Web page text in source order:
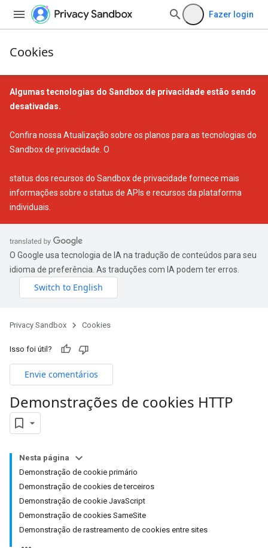
Fazer login
Cookies
Algumas tecnologias do Sandbox de privacidade estão sendo
desativadas.
Confira nossa Atualização sobre os planos para as tecnologias do
Sandbox de privacidade . O
status dos recursos do Sandbox de privacidade fornece mais
informações sobre o status de APIs e recursos da plataforma
individuais.
O Google usa tecnologia de IA na tradução de conteúdos para seu
idioma de preferência. As traduções com IA podem ter erros.
Privacy Sandbox Cookies
Isso foi útil?
Envie comentários
Demonstrações de cookies HTTP
Nesta página
Demonstração de cookie primário
Demonstração de cookies de terceiros
Demonstração de cookie JavaScript
Demonstração de cookies SameSite
Demonstração de rastreamento de cookies entre sites